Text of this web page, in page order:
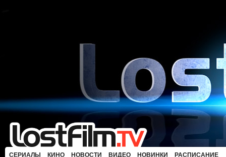
СЕРИАЛЫ КИНО НОВОСТИ ВИДЕО НОВИНКИ РАСПИСАНИЕ